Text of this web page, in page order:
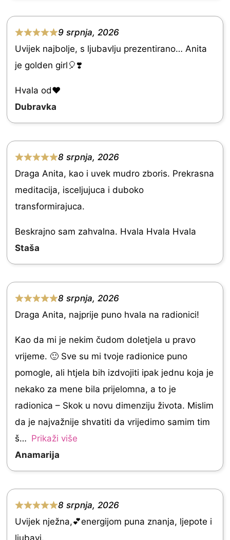
5R
e
d
5
.
0
o
u
t
f
5
9 srpnja, 2026
Uvijek najbolje, s ljubavlju prezentirano… Anita
je golden girl🎈❣️
Hvala od♥️
Dubravka
R
d
5
.
0
o
u
o
f
5
8 srpnja, 2026
Draga Anita, kao i uvek mudro zboris. Prekrasna
meditacija, isceljujuca i duboko
transformirajuca.
Beskrajno sam zahvalna. Hvala Hvala Hvala
Staša
R
t
e
d
5
.
0
o
u
t
o
f
5
8 srpnja, 2026
Draga Anita, najprije puno hvala na radionici!
Kao da mi je nekim čudom doletjela u pravo
vrijeme. 🙂 Sve su mi tvoje radionice puno
pomogle, ali htjela bih izdvojiti ipak jednu koja je
nekako za mene bila prijelomna, a to je
radionica – Skok u novu dimenziju života. Mislim
da je najvažnije shvatiti da vrijedimo samim tim
š
Prikaži više
Anamarija
R
8 srpnja, 2026
Uvijek nježna,💕energijom puna znanja, ljepote i